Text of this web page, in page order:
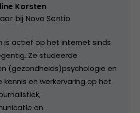
Korsten
bij Novo Sentio
is actief op het internet sinds
Ze studeerde
(gezondheids)psychologie en
en werkervaring op het
en